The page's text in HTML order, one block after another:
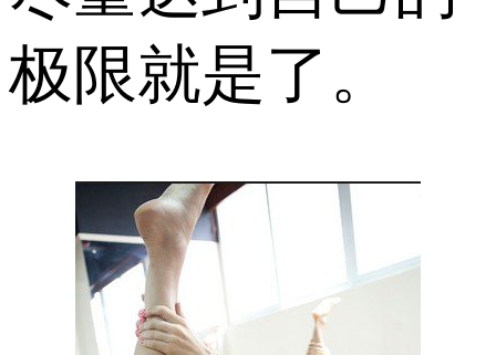
极限就是了。